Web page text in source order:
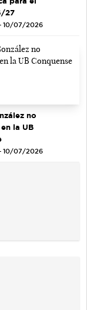
27
10/07/2026
no
la UB
10/07/2026